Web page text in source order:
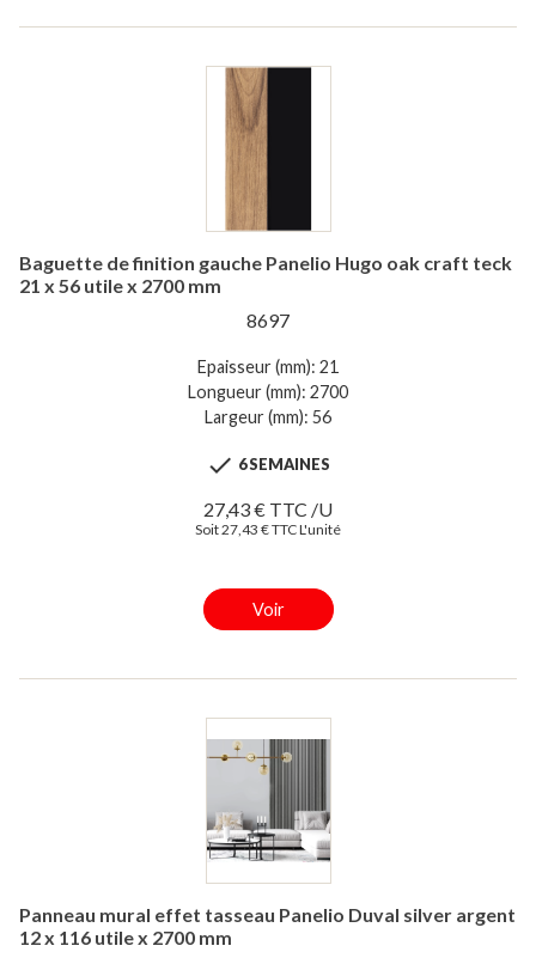
Baguette de finition gauche Panelio Hugo oak craft teck
21 x 56 utile x 2700 mm
8697
Epaisseur (mm): 21
Longueur (mm): 2700
Largeur (mm): 56
 6 SEMAINES
27,43 € TTC /U
Soit 27,43 € TTC L'unité
Voir
Panneau mural effet tasseau Panelio Duval silver argent
12 x 116 utile x 2700 mm